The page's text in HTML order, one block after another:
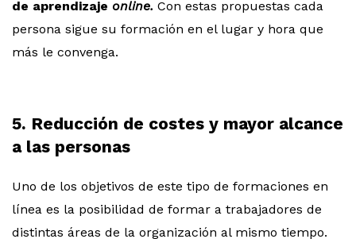
de aprendizaje online. Con estas propuestas cada
persona sigue su formación en el lugar y hora que
más le convenga.
5. Reducción de costes y mayor alcance
a las personas
Uno de los objetivos de este tipo de formaciones en
línea es la posibilidad de formar a trabajadores de
distintas áreas de la organización al mismo tiempo.